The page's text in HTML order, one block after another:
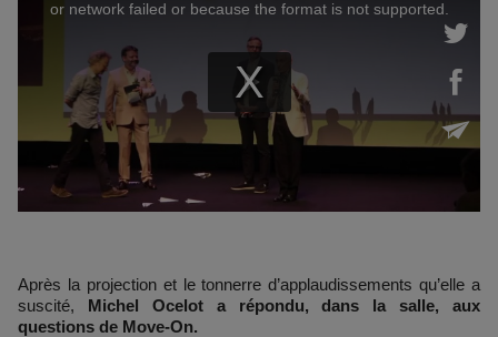
Après la projection et le tonnerre d’applaudissements qu’elle a
suscité, Michel Ocelot a répondu, dans la salle, aux
questions de Move-On.